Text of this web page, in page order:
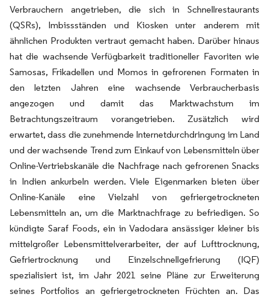
Verbrauchern angetrieben, die sich in Schnellrestaurants
(QSRs), Imbissständen und Kiosken unter anderem mit
ähnlichen Produkten vertraut gemacht haben. Darüber hinaus
hat die wachsende Verfügbarkeit traditioneller Favoriten wie
Samosas, Frikadellen und Momos in gefrorenen Formaten in
den letzten Jahren eine wachsende Verbraucherbasis
angezogen und damit das Marktwachstum im
Betrachtungszeitraum vorangetrieben. Zusätzlich wird
erwartet, dass die zunehmende Internetdurchdringung im Land
und der wachsende Trend zum Einkauf von Lebensmitteln über
Online-Vertriebskanäle die Nachfrage nach gefrorenen Snacks
in Indien ankurbeln werden. Viele Eigenmarken bieten über
Online-Kanäle eine Vielzahl von gefriergetrockneten
Lebensmitteln an, um die Marktnachfrage zu befriedigen. So
kündigte Saraf Foods, ein in Vadodara ansässiger kleiner bis
mittelgroßer Lebensmittelverarbeiter, der auf Lufttrocknung,
Gefriertrocknung und Einzelschnellgefrierung (IQF)
spezialisiert ist, im Jahr 2021 seine Pläne zur Erweiterung
seines Portfolios an gefriergetrockneten Früchten an. Das